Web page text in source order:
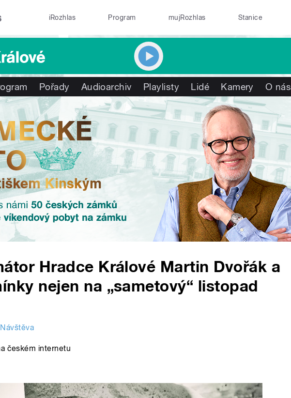
iRozhlas Program mujRozhlas Stanice
Pořady Audioarchiv Playlisty Lidé Kamery O nás
Hradce Králové Martin Dvořák a
nejen na „sametový“ listopad
Návštěva
českém internetu